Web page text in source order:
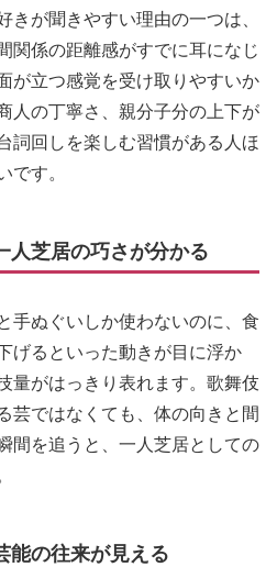
きが聞きやすい理由の一つは、
関係の距離感がすでに耳になじ
が立つ感覚を受け取りやすいか
人の丁寧さ、親分子分の上下が
詞回しを楽しむ習慣がある人ほ
です。
人芝居の巧さが分かる
手ぬぐいしか使わないのに、食
げるといった動きが目に浮か
量がはっきり表れます。歌舞伎
芸ではなくても、体の向きと間
間を追うと、一人芝居としての
能の往来が見える